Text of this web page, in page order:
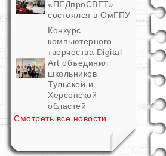
«ПЕДпроСВЕТ»
состоялся в ОмГПУ
Конкурс
компьютерного
творчества Digital
Art объединил
школьников
Тульской и
Херсонской
областей
Смотреть все новости